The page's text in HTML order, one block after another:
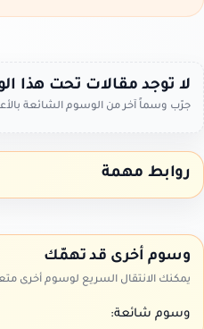
لا توجد مقالات تحت هذا
جرّب وسماً آخر من الوسوم الشائعة
روابط مهمة
وسوم أخرى قد تهمّك
يمكنك الانتقال السريع لوسوم أخرى
وسوم شائعة: